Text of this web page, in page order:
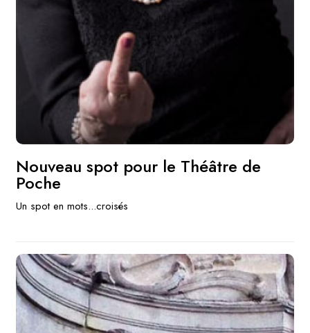
Nouveau spot pour le Théâtre de
Poche
Un spot en mots...croisés